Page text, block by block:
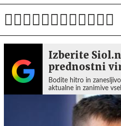
Izberite
prednostni
Bodite hitro in
aktualne in zanimive